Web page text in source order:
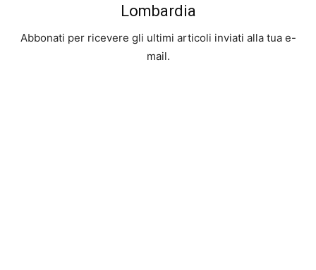
Lombardia
Abbonati per ricevere gli ultimi articoli inviati alla tua e-
mail.